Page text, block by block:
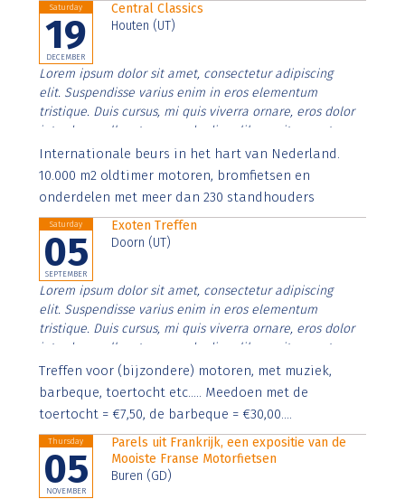
Saturday
19
DECEMBER
Central Classics
Houten (UT)
Lorem ipsum dolor sit amet, consectetur adipiscing
elit. Suspendisse varius enim in eros elementum
tristique. Duis cursus, mi quis viverra ornare, eros dolor
interdum nulla, ut commodo diam libero vitae erat.
Aenean faucibus nibh et justo cursus id rutrum lorem
imperdiet. Nunc ut sem vitae risus tristique posuere.
Internationale beurs in het hart van Nederland.
10.000 m2 oldtimer motoren, bromfietsen en
onderdelen met meer dan 230 standhouders
Saturday
05
SEPTEMBER
Exoten Treffen
Doorn (UT)
Lorem ipsum dolor sit amet, consectetur adipiscing
elit. Suspendisse varius enim in eros elementum
tristique. Duis cursus, mi quis viverra ornare, eros dolor
interdum nulla, ut commodo diam libero vitae erat.
Aenean faucibus nibh et justo cursus id rutrum lorem
imperdiet. Nunc ut sem vitae risus tristique posuere.
Treffen voor (bijzondere) motoren, met muziek,
barbeque, toertocht etc..... Meedoen met de
toertocht = €7,50, de barbeque = €30,00....
Thursday
05
NOVEMBER
Parels uit Frankrijk, een expositie van de
Mooiste Franse Motorfietsen
Buren (GD)